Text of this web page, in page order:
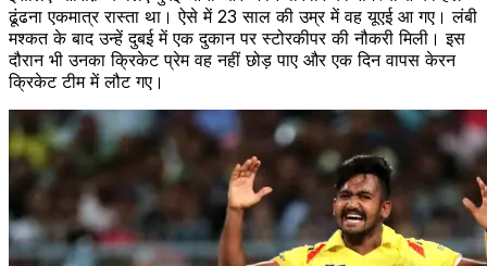
ढूंढना एकमात्र रास्ता था। ऐसे में 23 साल की उम्र में वह यूएई आ गए। लंबी
मश्कत के बाद उन्हें दुबई में एक दुकान पर स्टोरकीपर की नौकरी मिली। इस
दौरान भी उनका क्रिकेट प्रेम वह नहीं छोड़ पाए और एक दिन वापस केरन
क्रिकेट टीम में लौट गए।